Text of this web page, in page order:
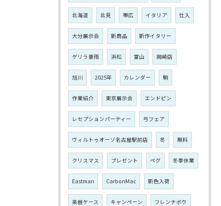
北海道 北見 帯広 イタリア 仕入
大分展示会 新商品 新作イタリー
ゲリラ豪雨 浜松 富山 岡崎店
旭川 2025年 カレンダー 駒
作業紹介 東京展示会 エンドピン
レセプションパーティー 弓フェア
ヴィルトゥオーゾ名古屋駅前店 冬 無料
クリスマス プレゼント ペグ 冬季休業
Eastman CarbonMac 新色入荷
楽器ケース キャンペーン フレンチボウ